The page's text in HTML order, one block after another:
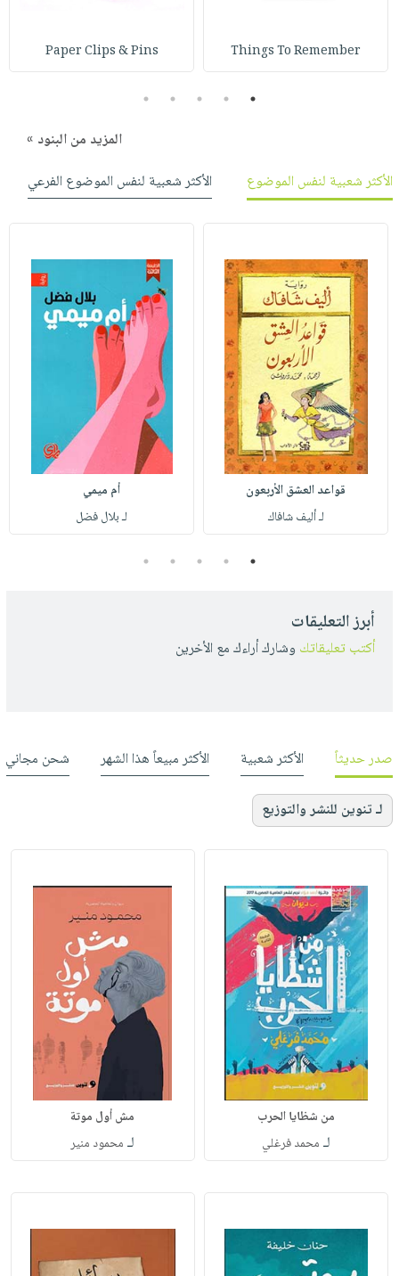
أسئلة
يتكرر
انشر
كتابك
معنا
التسوق
Things To Remember
Paper Clips & Pins
1
2
3
4
5
المزيد من البنود »
الأكثر شعبية لنفس الموضوع
الأكثر شعبية لنفس الموضوع الفرعي
قواعد العشق الأربعون
لـ أليف شافاك
أم ميمي
لـ بلال فضل
1
2
3
4
5
أبرز التعليقات
أكتب تعليقاتك وشارك أراءك مع الأخرين
صدر حديثاً الأكثر شعبية الأكثر مبيعاً هذا الشهر شحن مجاني
لـ تنوين للنشر والتوزيع
من شظايا الحرب
لـ محمد فرغلي
مش أول موتة
لـ محمود منير